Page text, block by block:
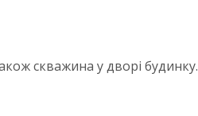
скважина у дворі будинку.